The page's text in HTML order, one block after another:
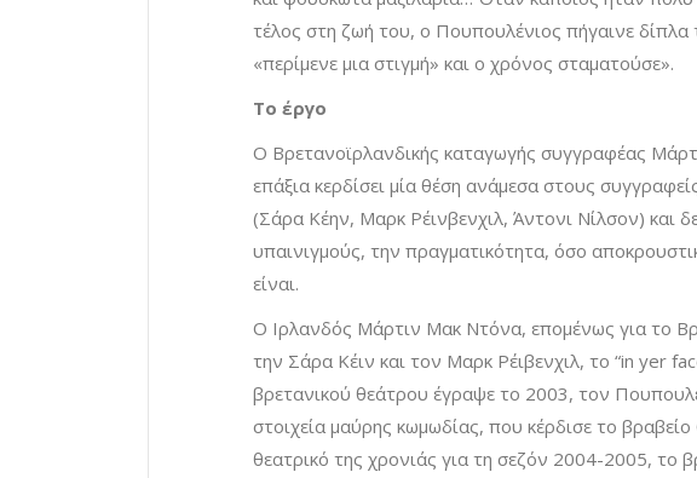
τέλος στη ζωή του, ο Πουπουλένιος πήγαινε δίπλα
«περίμενε μια στιγμή» και ο χρόνος σταματούσε».
Το έργο
Ο Βρετανοϊρλανδικής καταγωγής συγγραφέας
επάξια κερδίσει μία θέση ανάμεσα στους
(Σάρα Κέην, Μαρκ Ρέινβενχιλ, Άντονι Νίλσον) και
υπαινιγμούς, την πραγματικότητα, όσο
είναι.
Ο Ιρλανδός Μάρτιν Μακ Ντόνα, επομένως για το
την Σάρα Κέιν και τον Μαρκ Ρέιβενχιλ, το “in yer
βρετανικού θεάτρου έγραψε το 2003, τον
στοιχεία μαύρης κωμωδίας, που κέρδισε το
θεατρικό της χρονιάς για τη σεζόν 2004-2005, το